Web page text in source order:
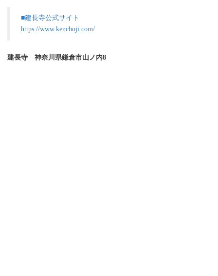
■建長寺公式サイト
https://www.kenchoji.com/
建長寺 神奈川県鎌倉市山ノ内8